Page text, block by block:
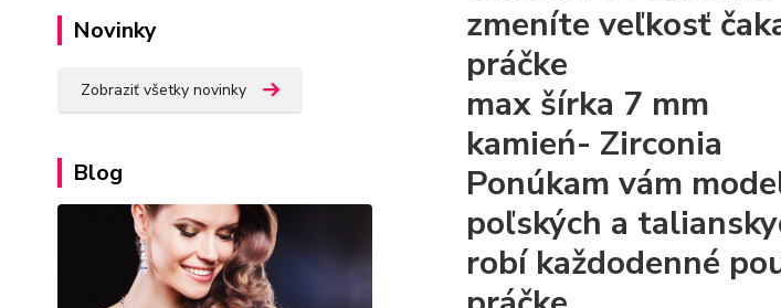
Novinky
Zobraziť všetky novinky
Blog
zmeníte veľkosť
práčke
max šírka 7 mm
kamień- Zirconia
Ponúkam vám
poľských a
robí každodenné